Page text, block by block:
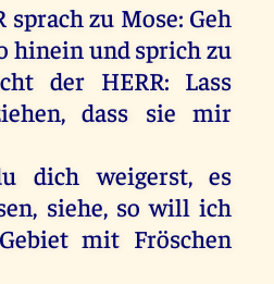
sprachzu Mose: Geh
hineinundsprichzu
der HERR: Lass
, dass sie mir
dich weigerst,es
, siehe, so will ich
Gebiet mit Fröschen